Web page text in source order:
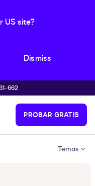
US site?
Dismiss
662
PROBAR GRATIS
Temas